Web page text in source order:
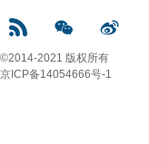
©2014-2021 版权所有
京ICP备14054666号-1